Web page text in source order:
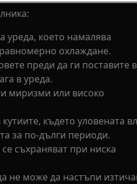
уреда, което намалява
охлаждане.
преди да ги поставите в
в уреда.
миризми или високо
където уловената
за по-дълги периоди.
съхраняват при ниска
не може да настъпи